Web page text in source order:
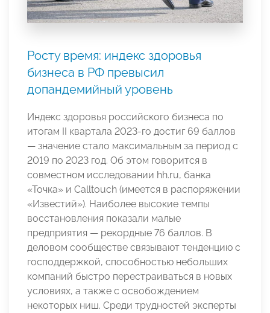
Росту время: индекс здоровья
бизнеса в РФ превысил
допандемийный уровень
Индекс здоровья российского бизнеса по
итогам II квартала 2023-го достиг 69 баллов
— значение стало максимальным за период с
2019 по 2023 год. Об этом говорится в
совместном исследовании hh.ru, банка
«Точка» и Calltouch (имеется в распоряжении
«Известий»). Наиболее высокие темпы
восстановления показали малые
предприятия — рекордные 76 баллов. В
деловом сообществе связывают тенденцию с
господдержкой, способностью небольших
компаний быстро перестраиваться в новых
условиях, а также c освобождением
некоторых ниш. Среди трудностей эксперты